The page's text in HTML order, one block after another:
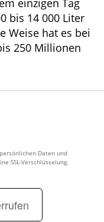
einzigen Tag
bis 14 000 Liter
Weise hat es bei
250 Millionen
Daten und
SSL-Verschlüsselung.